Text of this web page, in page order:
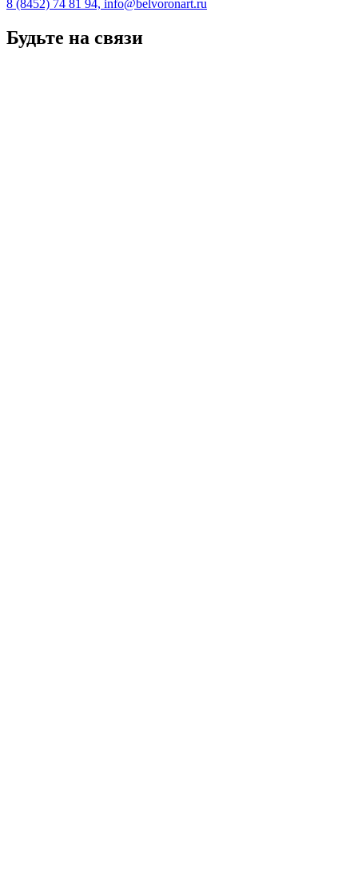
8 (8452) 74 81 94, info@belvoronart.ru
Будьте на связи